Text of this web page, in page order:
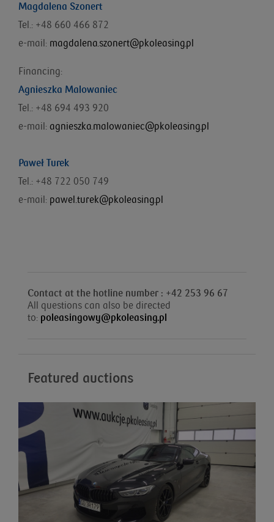
Magdalena Szonert
Tel.: +48 660 466 872
e-mail: magdalena.szonert@pkoleasing.pl
Financing:
Agnieszka Malowaniec
Tel.: +48 694 493 920
e-mail: agnieszka.malowaniec@pkoleasing.pl
Paweł Turek
Tel.: +48 722 050 749
e-mail: pawel.turek@pkoleasing.pl
Contact at the hotline number : +42 253 96 67
All questions can also be directed
to: poleasingowy@pkoleasing.pl
Featured auctions